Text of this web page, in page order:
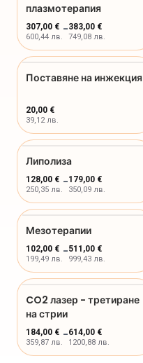
плазмотерапия
307,00 €
600,44 лв.
-383,00 €
749,08 лв.
Поставяне на инжекция
20,00 €
39,12 лв.
Липолиза
128,00 €
250,35 лв.
-179,00 €
350,09 лв.
Мезотерапии
102,00 €
199,49 лв.
-511,00 €
999,43 лв.
CO2 лазер - третиране
на стрии
184,00 €
359,87 лв.
-614,00 €
1200,88 лв.